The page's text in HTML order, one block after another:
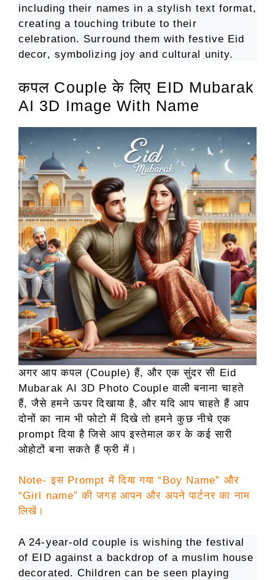
including their names in a stylish text format,
creating a touching tribute to their
celebration. Surround them with festive Eid
decor, symbolizing joy and cultural unity.
कपल Couple के लिए EID Mubarak
AI 3D Image With Name
अगर आप कपल (Couple) हैं, और एक सुंदर सी Eid
Mubarak AI 3D Photo Couple वाली बनाना चाहते
हैं, जैसे हमने ऊपर दिखाया है, और यदि आप चाहते हैं आप
दोनों का नाम भी फोटो में दिखे तो हमने कुछ नीचे एक
prompt दिया है जिसे आप इस्तेमाल कर के कई सारी
ओहोटों बना सकते हैं फ्री में।
Note- इस Prompt में दिया गया “Boy Name” और
“Girl name” की जगह आपन और अपने पार्टनर का नाम
लिखें।
A 24-year-old couple is wishing the festival
of EID against a backdrop of a muslim house
decorated. Children can be seen playing